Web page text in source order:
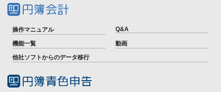
操作マニュアル Q&A
機能一覧
動画
他社ソフトからのデータ移行